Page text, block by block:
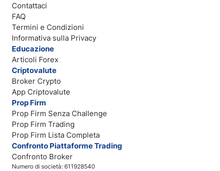
Numero di società: 611928540
Contattaci
FAQ
Termini e Condizioni
Informativa sulla Privacy
Educazione
Articoli Forex
Criptovalute
Broker Crypto
App Criptovalute
Prop Firm
Prop Firm Senza Challenge
Prop Firm Trading
Prop Firm Lista Completa
Confronto Piattaforme Trading
Confronto Broker